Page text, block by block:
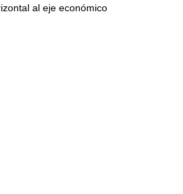
al eje económico